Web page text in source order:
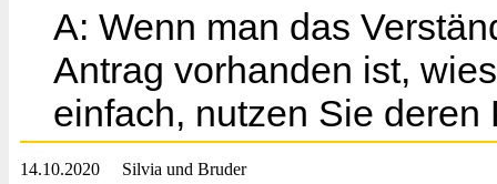
A: Wenn man das
Antrag vorhanden ist,
einfach, nutzen Sie deren
14.10.2020 Silvia und Bruder